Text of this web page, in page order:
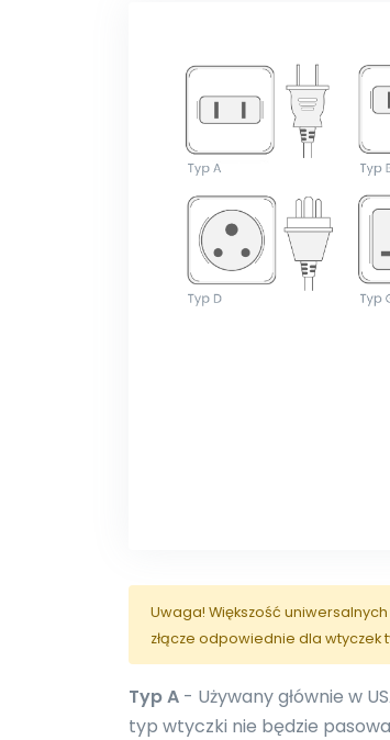
Uwaga! Większość
złącze odpowiednie dla wtyczek
Typ A - Używany głównie w
typ wtyczki nie będzie